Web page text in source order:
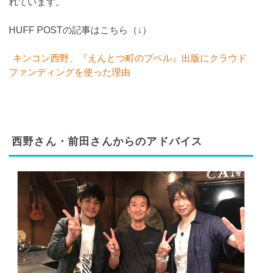
HUFF POSTの記事はこちら（↓）
キンコン西野、『えんとつ町のプペル』出版にクラウド
ファンディングを使った理由
西野さん・前田さんからのアドバイス